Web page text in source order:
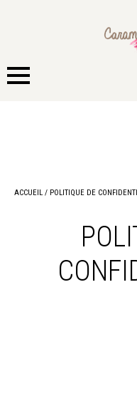
ACCUEIL / POLITIQUE DE